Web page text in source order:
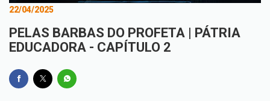
22/04/2025
PELAS BARBAS DO PROFETA | PÁTRIA
EDUCADORA - CAPÍTULO 2